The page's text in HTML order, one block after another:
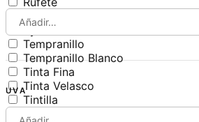
Sumoll
Syrah
Tempranillo
Tempranillo Blanco
Tinta Fina
Tinta Velasco
Tintilla
Tintilla de Rota
Añadir…
UVA